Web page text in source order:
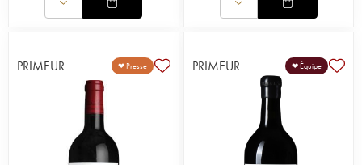
PRIMEUR ❤ Presse PRIMEUR ❤ Équipe